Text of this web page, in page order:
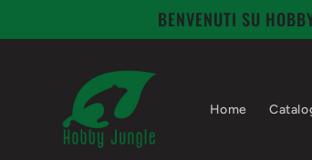
ai contenuti
BENVENUTI SU
Home